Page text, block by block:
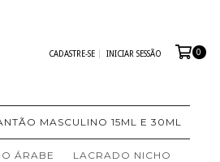
CADASTRE-SE INICIAR SESSÃO 0
MASCULINO 15ML E 30ML
ÁRABE LACRADO NICHO